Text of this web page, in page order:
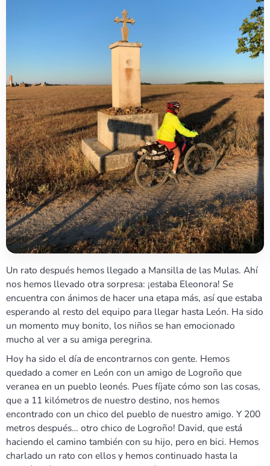
Un rato después hemos llegado a Mansilla de las Mulas. Ahí
nos hemos llevado otra sorpresa: ¡estaba Eleonora! Se
encuentra con ánimos de hacer una etapa más, así que estaba
esperando al resto del equipo para llegar hasta León. Ha sido
un momento muy bonito, los niños se han emocionado
mucho al ver a su amiga peregrina.
Hoy ha sido el día de encontrarnos con gente. Hemos
quedado a comer en León con un amigo de Logroño que
veranea en un pueblo leonés. Pues fíjate cómo son las cosas,
que a 11 kilómetros de nuestro destino, nos hemos
encontrado con un chico del pueblo de nuestro amigo. Y 200
metros después… otro chico de Logroño! David, que está
haciendo el camino también con su hijo, pero en bici. Hemos
charlado un rato con ellos y hemos continuado hasta la